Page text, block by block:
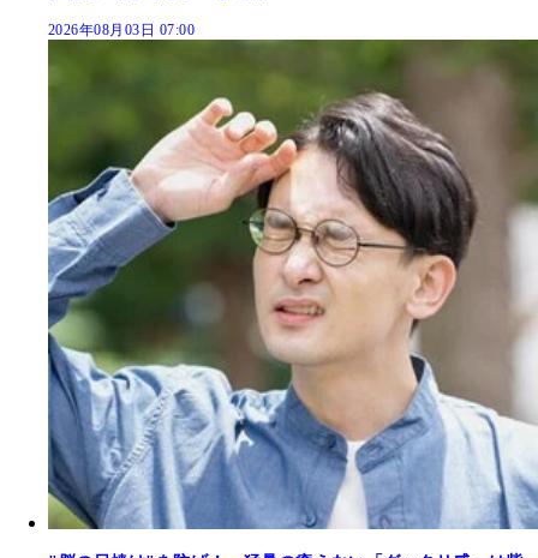
2026年08月03日 07:00